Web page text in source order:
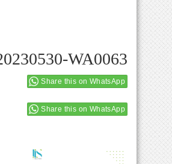
WA0063
Share this on WhatsApp
Share this on WhatsApp